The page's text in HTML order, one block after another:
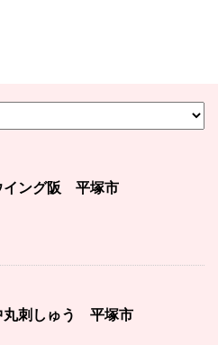
イング阪 平塚市
丸刺しゅう 平塚市